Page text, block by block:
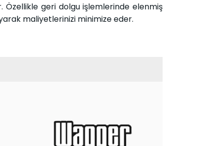
geri dolgu işlemlerinde elenmiş
maliyetlerinizi minimize eder.